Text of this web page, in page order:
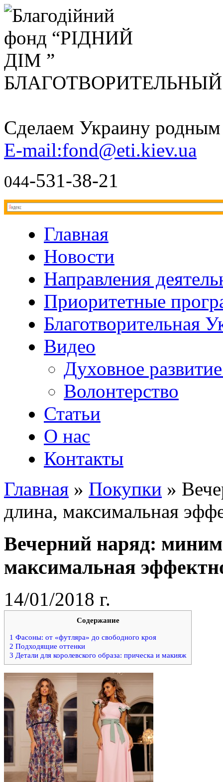
Сделаем Украину родным
E-mail:fond@eti.kiev.ua
044-531-38-21
Главная
Новости
Направления
Приоритетные
Благотворительная
Видео
Духовное
Волонтерство
Статьи
О нас
Контакты
Главная » Покупки »
длина, максимальная
Вечерний наряд:
максимальная
14/01/2018 г.
Содержание
1 Фасоны: от «футляра» до свободного кроя
2 Подходящие оттенки
3 Детали для королевского образа: прическа и макияж